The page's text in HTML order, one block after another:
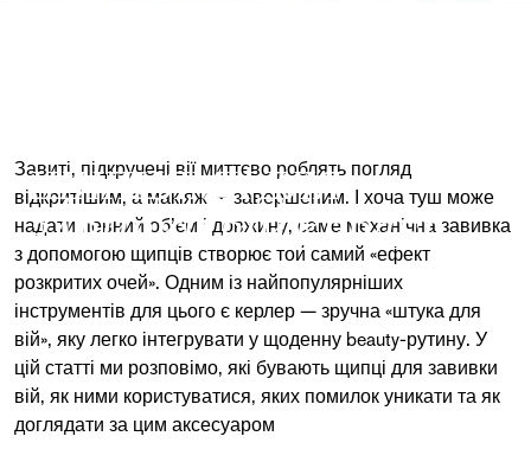
ЩИПЦЯМИ ДЛЯ
ЗАВИВКИ ВІЙ КЕРЛЕР
Завиті, підкручені вії миттєво роблять погляд
відкритішим, а макіяж — завершеним. І хоча туш може
надати певний об’єм і довжину, саме механічна завивка
з допомогою щипців створює той самий «ефект
розкритих очей». Одним із найпопулярніших
інструментів для цього є керлер — зручна «штука для
вій», яку легко інтегрувати у щоденну beauty-рутину. У
цій статті ми розповімо, які бувають щипці для завивки
вій, як ними користуватися, яких помилок уникати та як
доглядати за цим аксесуаром